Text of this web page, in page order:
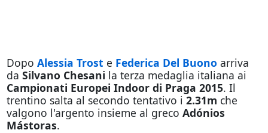
Dopo Alessia Trost e Federica Del Buono arriva
da Silvano Chesani la terza medaglia italiana ai
Campionati Europei Indoor di Praga 2015. Il
trentino salta al secondo tentativo i 2.31m che
valgono l'argento insieme al greco Adónios
Mástoras.